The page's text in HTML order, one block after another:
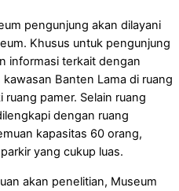
pengunjung akan dilayani
Khusus untuk pengunjung
informasi terkait dengan
Banten Lama di ruang
pamer. Selain ruang
dengan ruang
kapasitas 60 orang,
yang cukup luas.
akan penelitian, Museum